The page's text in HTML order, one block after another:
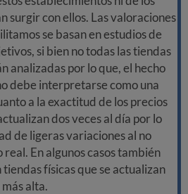
surgir con ellos. Las valoraciones
se basan en estudios de
si bien no todas las tiendas
analizadas por lo que, el hecho
debe interpretarse como una
a la exactitud de los precios
dos veces al día por lo
de ligeras variaciones al no
En algunos casos también
físicas que se actualizan
alta.